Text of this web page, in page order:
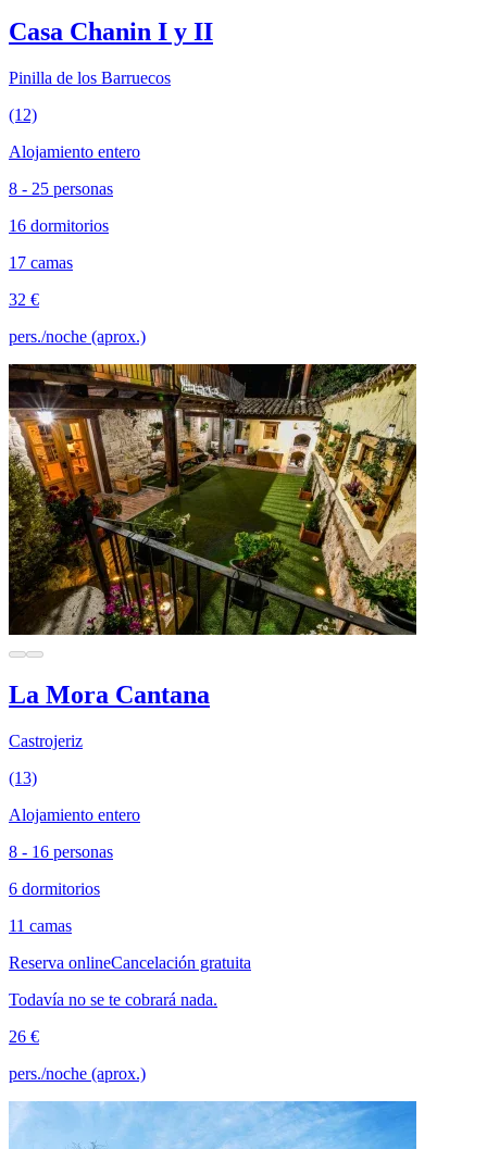
Casa Chanin I y II
Pinilla de los Barruecos
(12)
Alojamiento entero
8 - 25 personas
16 dormitorios
17 camas
32 €
pers./noche (aprox.)
La Mora Cantana
Castrojeriz
(13)
Alojamiento entero
8 - 16 personas
6 dormitorios
11 camas
Reserva onlineCancelación gratuita
Todavía no se te cobrará nada.
26 €
pers./noche (aprox.)